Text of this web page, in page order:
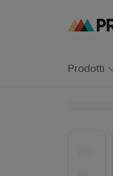
Prodotti